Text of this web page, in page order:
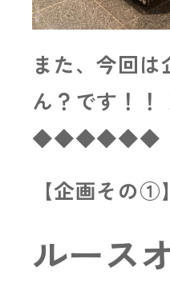
また、今回は
ん？です！！
◆◆◆◆◆◆
【企画その①】
ルース